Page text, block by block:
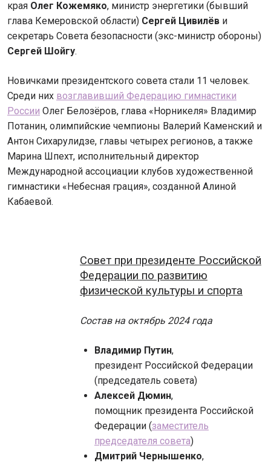
края Олег Кожемяко, министр энергетики (бывший
глава Кемеровской области) Сергей Цивилёв и
секретарь Совета безопасности (экс-министр обороны)
Сергей Шойгу.
Новичками президентского совета стали 11 человек.
Среди них возглавивший Федерацию гимнастики
России Олег Белозёров, глава «Норникеля» Владимир
Потанин, олимпийские чемпионы Валерий Каменский и
Антон Сихарулидзе, главы четырех регионов, а также
Марина Шпехт, исполнительный директор
Международной ассоциации клубов художественной
гимнастики «Небесная грация», созданной Алиной
Кабаевой.
Совет при президенте Российской
Федерации по развитию
физической культуры и спорта
Состав на октябрь 2024 года
Владимир Путин,
президент Российской Федерации
(председатель совета)
Алексей Дюмин,
помощник президента Российской
Федерации (заместитель
председателя совета)
Дмитрий Чернышенко,